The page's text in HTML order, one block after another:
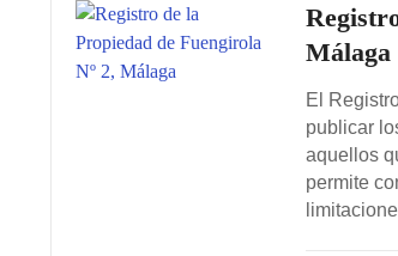
Málaga
El
publicar
aquellos
permite